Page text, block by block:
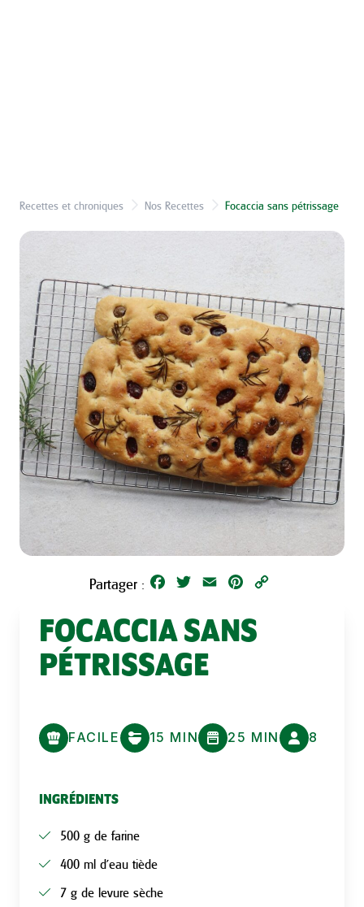
Recettes et chroniques Nos Recettes Focaccia sans pétrissage
Partager : Facebook
Twitter Email Pinterest
FOCACCIA SANS
PÉTRISSAGE
FACILE 15 MIN 25 MIN 8
INGRÉDIENTS
500 g de farine
400 ml d’eau tiède
7 g de levure sèche